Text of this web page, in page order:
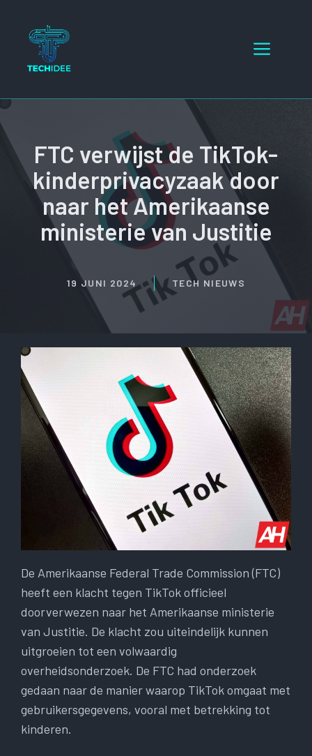
inhoud
Menu
FTC verwijst de TikTok-
kinderprivacyzaak door
naar het Amerikaanse
ministerie van Justitie
19 JUNI 2024 TECH NIEUWS
De Amerikaanse Federal Trade Commission (FTC)
heeft een klacht tegen TikTok officieel
doorverwezen naar het Amerikaanse ministerie
van Justitie. De klacht zou uiteindelijk kunnen
uitgroeien tot een volwaardig
overheidsonderzoek. De FTC had onderzoek
gedaan naar de manier waarop TikTok omgaat met
gebruikersgegevens, vooral met betrekking tot
kinderen.